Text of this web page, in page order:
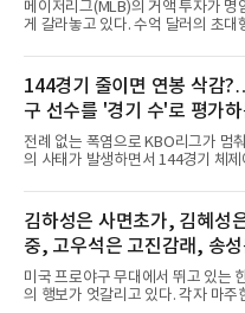
이 없는 도전에 가깝다. 노시환은 이
에서 연평균 약 28억 원에 달하는 대
라도 돌아올 곳이 확실하다.그렇다
전의 의미가 작아지는 것은 아
이드했어야" 질타
메이저리그(MLB)의 거액 투자가 명
게 갈라놓고 있다. 수억 달러의 초대
을 결정짓는 가운데, LA 다저스의
이가 완벽한 대성공 신화를 써 내려
리 토론토 블루제이스의 블라디미르
니어는 대참사 수준의 부진에 허덕
론토는 2025년 4월 게레로 주니어
14년, 총액 5억 달러(당시 7300억원
저리그 역사상 손꼽히는 초대형 연
서 보여준 맹활약을 믿고 그에게 팀
적으로 맡겼다.그러나 2026시즌
144경기 줄이면 연봉 삭감
구 선수를 '경기 수'로 평가
착오'
전례 없는 폭염으로 KBO리그가 멈
의 사태가 발생하면서 144경기 체제
다.선수들의 건강과 경기력, 그리고
가능성을 고려하면 이제는 단순히 '
경기를 치르느냐'가 아니라 '어떤 수
보여주느냐'를 고민해야 할 시점이다
기 수를 줄이면 선수들의 연봉도 깎
얘기가 나온다. 과연 프로야구 선수
기 수로만 계산하는 것이 맞을까?선
김하성은 사면초가, 김혜성
중, 고우석은 고진감래, 송
난지경... 이정후는?
미국 프로야구 무대에서 뛰고 있는
의 행보가 엇갈리고 있다. 각자 마주